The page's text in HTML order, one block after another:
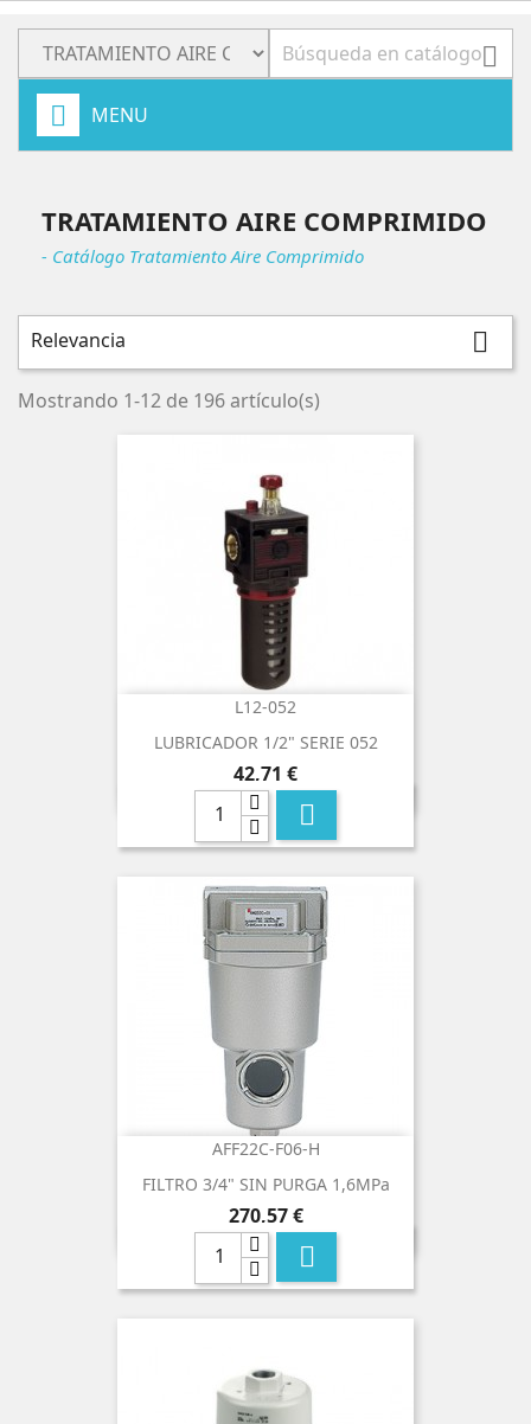

MENU
TRATAMIENTO AIRE COMPRIMIDO
- Catálogo Tratamiento Aire Comprimido
Relevancia 
Mostrando 1-12 de 196 artículo(s)
L12-052
LUBRICADOR 1/2" SERIE 052
Precio
42,71 €

AFF22C-F06-H
FILTRO 3/4" SIN PURGA 1,6MPa
Precio
270,57 €
